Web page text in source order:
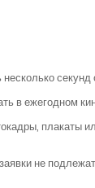
в ежегодном
не